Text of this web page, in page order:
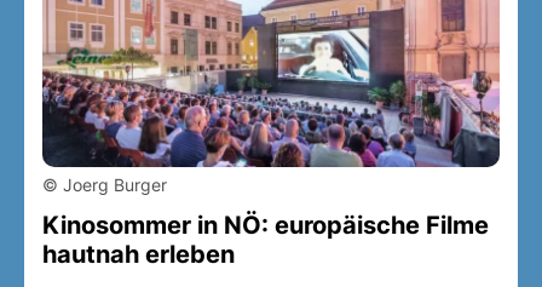
© Joerg Burger
Kinosommer in NÖ: europäische Filme
hautnah erleben